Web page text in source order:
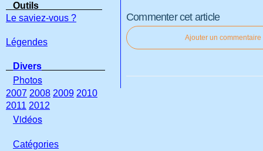
Commenter cet article
Ajouter un commentaire
Outils
Le saviez-vous ?
Légendes
Divers
Photos
2007 2008 2009 2010
2011 2012
Vidéos
Catégories